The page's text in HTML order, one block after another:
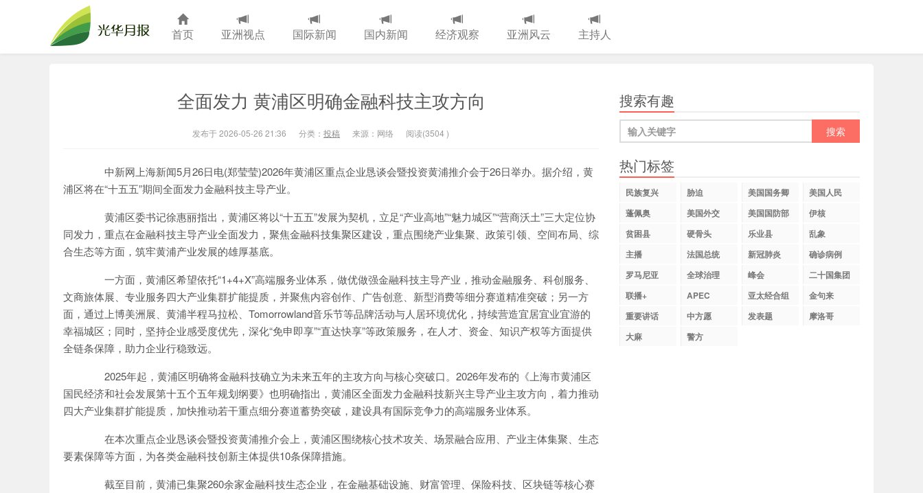
首页 亚洲视点 国际新闻 国内新闻 经济观察 亚洲风云 主持人
全面发力 黄浦区明确金融科技主攻方向
发布于 2026-05-26 21:36 分类： 投稿 来源：网络 阅读(3504 )
中新网上海新闻5月26日电(郑莹莹)2026年黄浦区重点企业恳谈会暨投资黄浦推介会于26日举办。据介绍，黄
浦区将在“十五五”期间全面发力金融科技主导产业。
黄浦区委书记徐惠丽指出，黄浦区将以“十五五”发展为契机，立足“产业高地”“魅力城区”“营商沃土”三大定位协
同发力，重点在金融科技主导产业全面发力，聚焦金融科技集聚区建设，重点围绕产业集聚、政策引领、空间布局、综
合生态等方面，筑牢黄浦产业发展的雄厚基底。
一方面，黄浦区希望依托“1+4+X”高端服务业体系，做优做强金融科技主导产业，推动金融服务、科创服务、
文商旅体展、专业服务四大产业集群扩能提质，并聚焦内容创作、广告创意、新型消费等细分赛道精准突破；另一方
面，通过上博美洲展、黄浦半程马拉松、Tomorrowland音乐节等品牌活动与人居环境优化，持续营造宜居宜业宜游的
幸福城区；同时，坚持企业感受度优先，深化“免申即享”“直达快享”等政策服务，在人才、资金、知识产权等方面提供
全链条保障，助力企业行稳致远。
2025年起，黄浦区明确将金融科技确立为未来五年的主攻方向与核心突破口。2026年发布的《上海市黄浦区
国民经济和社会发展第十五个五年规划纲要》也明确指出，黄浦区全面发力金融科技新兴主导产业主攻方向，着力推动
四大产业集群扩能提质，加快推动若干重点细分赛道蓄势突破，建设具有国际竞争力的高端服务业体系。
在本次重点企业恳谈会暨投资黄浦推介会上，黄浦区围绕核心技术攻关、场景融合应用、产业主体集聚、生态
要素保障等方面，为各类金融科技创新主体提供10条保障措施。
截至目前，黄浦已集聚260余家金融科技生态企业，在金融基础设施、财富管理、保险科技、区块链等核心赛
搜索有趣
热门标签
民族复兴 胁迫 美国国务卿
美国人民
蓬佩奥
美国外交 美国国防部
伊核
贫困县
硬骨头 乐业县
乱象
主播
法国总统 新冠肺炎
确诊病例
罗马尼亚
全球治理 峰会
二十国集团
联播+
APEC
亚太经合组
金句来
重要讲话
中方愿 发表题
摩洛哥
大麻
警方